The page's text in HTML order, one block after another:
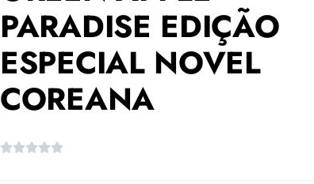
PARADISE EDIÇÃO
ESPECIAL NOVEL
COREANA